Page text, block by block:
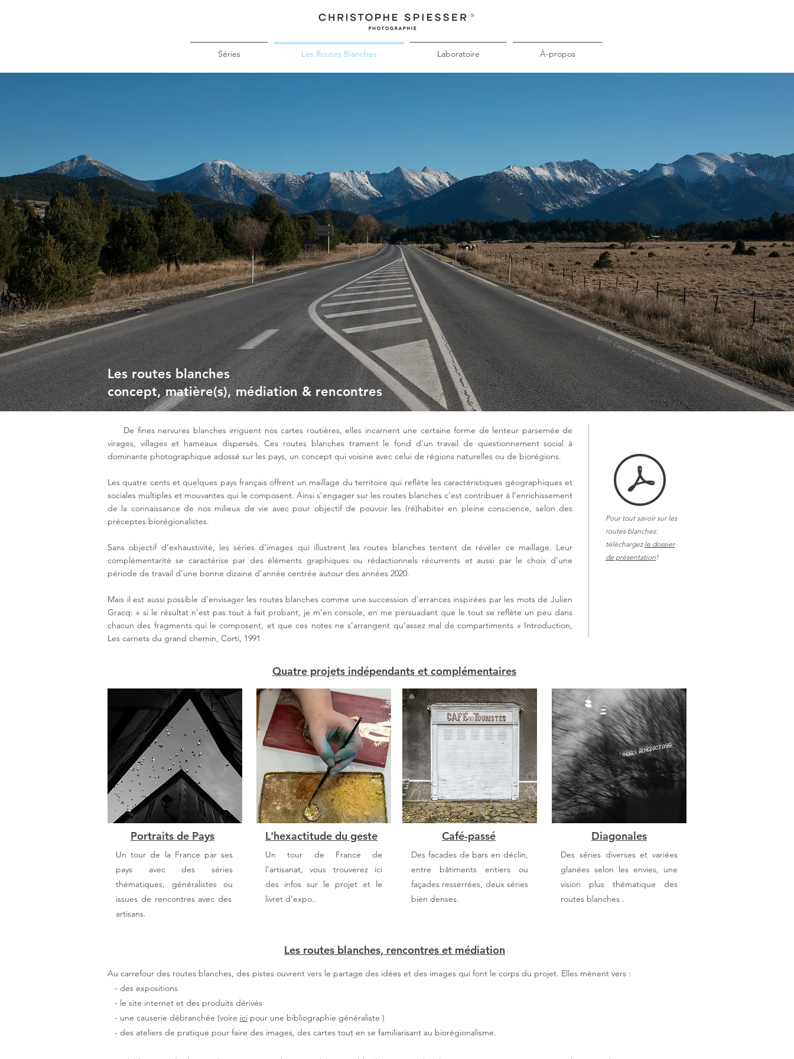
Séries Les Routes Blanches Laboratoire À-propos
D117, Capcir, Pyrénées-Orientales
Les routes blanches
concept, matière(s), médiation & rencontres
De fines nervures blanches irriguent nos cartes routières, elles incarnent une certaine forme de lenteur parsemée de
virages, villages et hameaux dispersés. Ces routes blanches trament le fond d’un travail de questionnement social à
dominante photographique adossé sur les pays, un concept qui voisine avec celui de régions naturelles ou de biorégions.
Les quatre cents et quelques pays français offrent un maillage du territoire qui reflète les caractéristiques géographiques et
sociales multiples et mouvantes qui le composent. Ainsi s’engager sur les routes blanches c’est contribuer à l’enrichissement
de la connaissance de nos milieux de vie avec pour objectif de pouvoir les (ré)habiter en pleine conscience, selon des
préceptes biorégionalistes.
Sans objectif d’exhaustivité, les séries d’images qui illustrent les routes blanches tentent de révéler ce maillage. Leur
complémentarité se caractérise par des éléments graphiques ou rédactionnels récurrents et aussi par le choix d’une
période de travail d’une bonne dizaine d’année centrée autour des années 2020.
Mais il est aussi possible d’envisager les routes blanches comme une succession d’errances inspirées par les mots de Julien
Gracq: « si le résultat n’est pas tout à fait probant, je m’en console, en me persuadant que le tout se reflète un peu dans
chacun des fragments qui le composent, et que ces notes ne s’arrangent qu’assez mal de compartiments » Introduction,
Les carnets du grand chemin, Corti, 1991
Pour tout savoir sur les
routes blanches:
téléchargez le dossier
de présentation!
Quatre projets indépendants et complémentaires
Portraits de Pays
Un tour de la France par ses
pays avec des séries
thématiques, généralistes ou
issues de rencontres avec des
artisans.
L'hexactitude du geste
Un tour de France de
l'artisanat, vous trouverez ici
des infos sur le projet et le
livret d'expo..
Café-passé
Des facades de bars en déclin,
entre bâtiments entiers ou
façades resserrées, deux séries
bien denses.
Diagonales
Des séries diverses et variées
glanées selon les envies, une
vision plus thématique des
routes blanches .
Les routes blanches, rencontres et médiation
Au carrefour des routes blanches, des pistes ouvrent vers le partage des idées et des images qui font le corps du projet. Elles mènent vers :
- des expositions
- le site internet et des produits dérivés
- une causerie débranchée (voire ici pour une bibliographie généraliste )
- des ateliers de pratique pour faire des images, des cartes tout en se familiarisant au biorégionalisme.